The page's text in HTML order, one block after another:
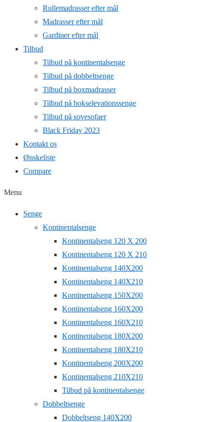
Rullemadrasser efter mål
Madrasser efter mål
Gardiner efter mål
Tilbud
Tilbud på kontinentalsenge
Tilbud på dobbeltsenge
Tilbud på boxmadrasser
Tilbud på bokselevationssenge
Tilbud på sovesofaer
Black Friday 2023
Kontakt os
Ønskeliste
Compare
Menu
Senge
Kontinentalsenge
Kontinentalseng 120 X 200
Kontinentalseng 120 X 210
Kontinentalseng 140X200
Kontinentalseng 140X210
Kontinentalseng 150X200
Kontinentalseng 160X200
Kontinentalseng 160X210
Kontinentalseng 180X200
Kontinentalseng 180X210
Kontinentalseng 200X200
Kontinentalseng 210X210
Tilbud på kontinentalsenge
Dobbeltsenge
Dobbeltseng 140X200